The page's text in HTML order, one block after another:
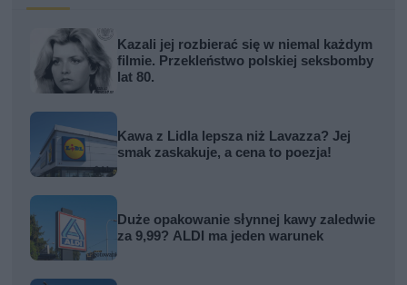
Kazali jej rozbierać się w niemal każdym
filmie. Przekleństwo polskiej seksbomby
lat 80.
Kawa z Lidla lepsza niż Lavazza? Jej
smak zaskakuje, a cena to poezja!
Duże opakowanie słynnej kawy zaledwie
za 9,99? ALDI ma jeden warunek